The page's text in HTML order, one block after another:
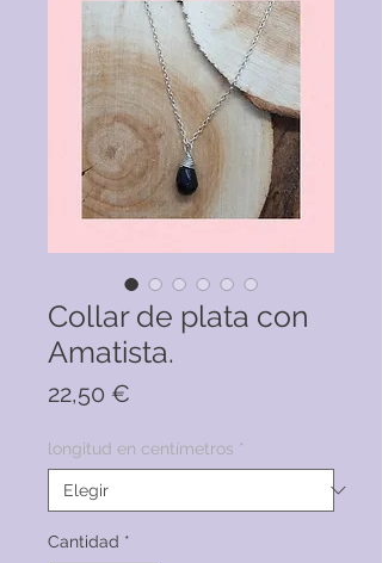
Collar de plata con
Amatista.
22,50 €
longitud en centímetros *
Cantidad *